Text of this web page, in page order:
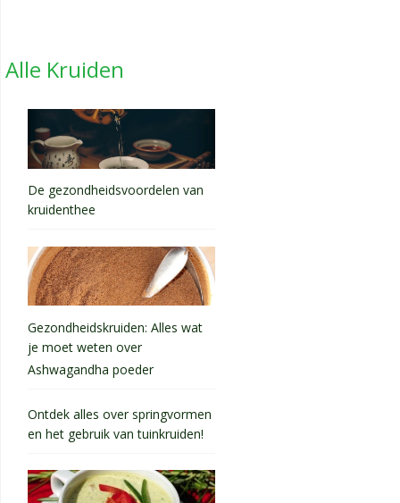
Alle Kruiden
De gezondheidsvoordelen van
kruidenthee
Gezondheidskruiden: Alles wat
je moet weten over
Ashwagandha poeder
Ontdek alles over springvormen
en het gebruik van tuinkruiden!